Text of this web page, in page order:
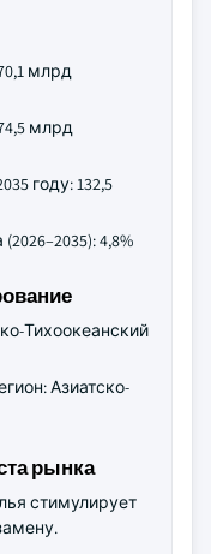
млрд
млрд
году: 132,5
4,8%
Тихоокеанский
Азиатско-
рынка
стимулирует